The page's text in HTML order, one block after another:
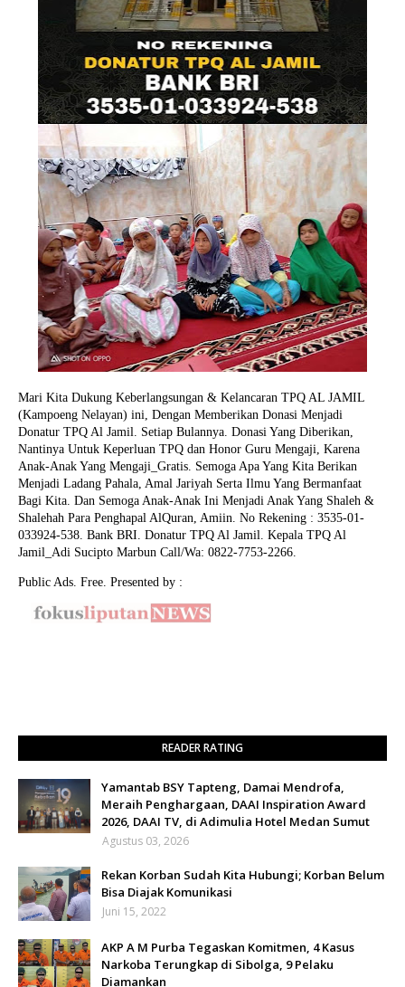
Mari Kita Dukung Keberlangsungan & Kelancaran TPQ AL JAMIL
(Kampoeng Nelayan) ini, Dengan Memberikan Donasi Menjadi
Donatur TPQ Al Jamil. Setiap Bulannya. Donasi Yang Diberikan,
Nantinya Untuk Keperluan TPQ dan Honor Guru Mengaji, Karena
Anak-Anak Yang Mengaji_Gratis. Semoga Apa Yang Kita Berikan
Menjadi Ladang Pahala, Amal Jariyah Serta Ilmu Yang Bermanfaat
Bagi Kita. Dan Semoga Anak-Anak Ini Menjadi Anak Yang Shaleh &
Shalehah Para Penghapal AlQuran, Amiin. No Rekening : 3535-01-
033924-538. Bank BRI. Donatur TPQ Al Jamil. Kepala TPQ Al
Jamil_Adi Sucipto Marbun Call/Wa: 0822-7753-2266.
Public Ads. Free. Presented by :
READER RATING
Yamantab BSY Tapteng, Damai Mendrofa,
Meraih Penghargaan, DAAI Inspiration Award
2026, DAAI TV, di Adimulia Hotel Medan Sumut
Agustus 03, 2026
Rekan Korban Sudah Kita Hubungi; Korban Belum
Bisa Diajak Komunikasi
Juni 15, 2022
AKP A M Purba Tegaskan Komitmen, 4 Kasus
Narkoba Terungkap di Sibolga, 9 Pelaku
Diamankan